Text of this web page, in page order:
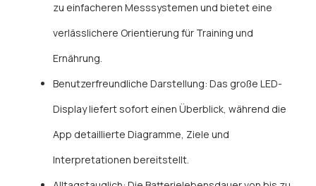
zu einfacheren Messsystemen und bietet eine
verlässlichere Orientierung für Training und
Ernährung.
Benutzerfreundliche Darstellung: Das große LED-
Display liefert sofort einen Überblick, während die
App detaillierte Diagramme, Ziele und
Interpretationen bereitstellt.